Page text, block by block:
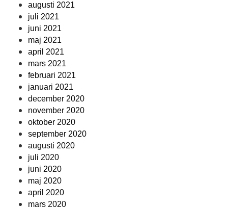
augusti 2021
juli 2021
juni 2021
maj 2021
april 2021
mars 2021
februari 2021
januari 2021
december 2020
november 2020
oktober 2020
september 2020
augusti 2020
juli 2020
juni 2020
maj 2020
april 2020
mars 2020